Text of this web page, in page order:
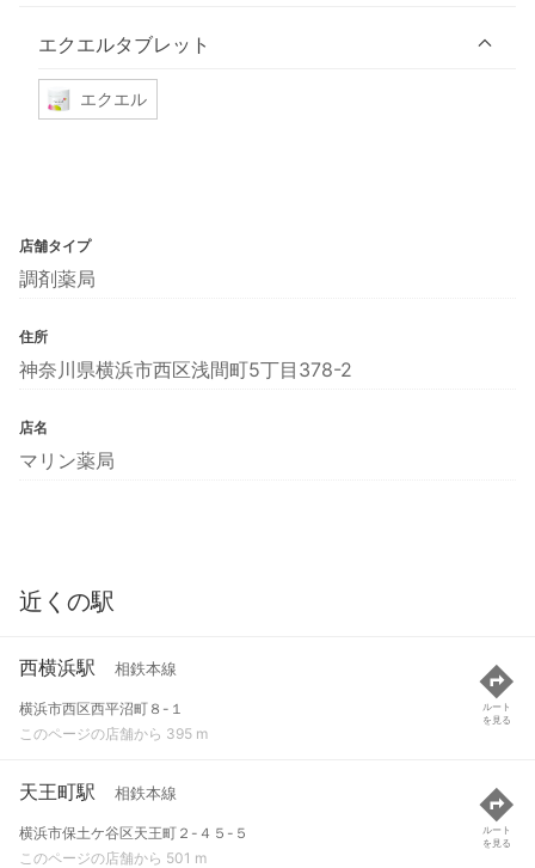
エクエルタブレット
エクエル
店舗タイプ
調剤薬局
住所
神奈川県横浜市西区浅間町5丁目378-2
店名
マリン薬局
近くの駅
西横浜駅 相鉄本線
横浜市西区西平沼町８-１
このページの店舗から 395 m
ルート
を見る
天王町駅 相鉄本線
横浜市保土ケ谷区天王町２-４５-５
このページの店舗から 501 m
ルート
を見る